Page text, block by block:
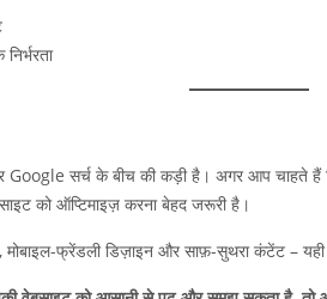
सर्च के बीच की कड़ी है। अगर आप चाहते हैं
को ऑप्टिमाइज़ करना बेहद जरूरी है।
मोबाइल-फ्रेंडली डिज़ाइन और साफ़-सुथरा कंटेंट –